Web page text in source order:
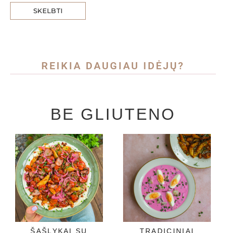
REIKIA DAUGIAU IDĖJŲ?
BE GLIUTENO
ŠAŠLYKAI SU
TRADICINIAI